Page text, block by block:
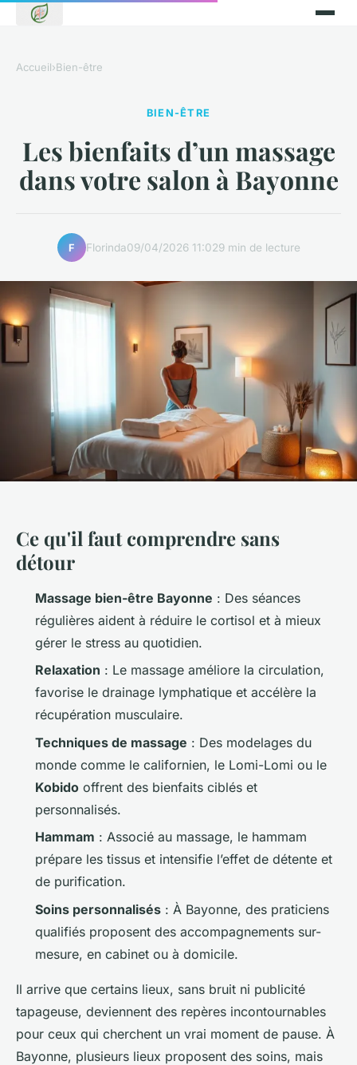
Accueil›Bien-être
BIEN-ÊTRE
Les bienfaits d’un massage
dans votre salon à Bayonne
F Florinda09/04/2026 11:029 min de lecture
Ce qu'il faut comprendre sans
détour
Massage bien-être Bayonne : Des séances
régulières aident à réduire le cortisol et à mieux
gérer le stress au quotidien.
Relaxation : Le massage améliore la circulation,
favorise le drainage lymphatique et accélère la
récupération musculaire.
Techniques de massage : Des modelages du
monde comme le californien, le Lomi-Lomi ou le
Kobido offrent des bienfaits ciblés et
personnalisés.
Hammam : Associé au massage, le hammam
prépare les tissus et intensifie l’effet de détente et
de purification.
Soins personnalisés : À Bayonne, des praticiens
qualifiés proposent des accompagnements sur-
mesure, en cabinet ou à domicile.
Il arrive que certains lieux, sans bruit ni publicité
tapageuse, deviennent des repères incontournables
pour ceux qui cherchent un vrai moment de pause. À
Bayonne, plusieurs lieux proposent des soins, mais